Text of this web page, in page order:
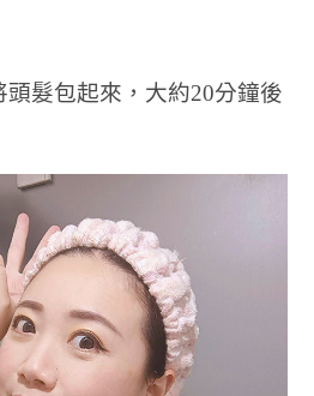
髮包起來，大約20分鐘後